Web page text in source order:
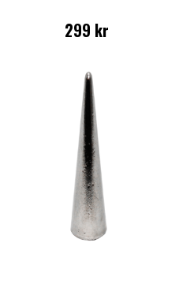
299 kr